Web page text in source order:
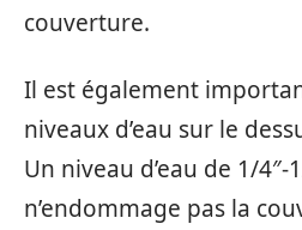
couverture.
Il est également
niveaux d’eau sur le
Un niveau d’eau de 1/
n’endommage pas la